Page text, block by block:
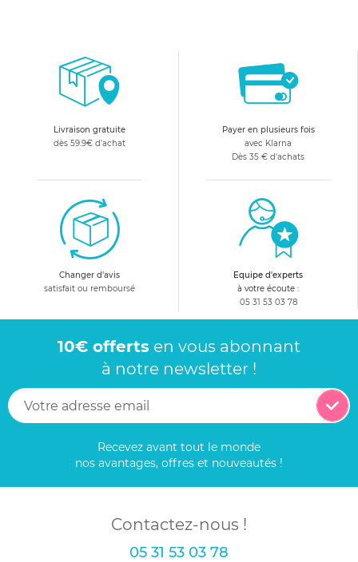
Livraison gratuite
dès 59.9€ d'achat
Payer en plusieurs fois
avec Klarna
Dès 35 € d'achats
Changer d'avis
satisfait ou remboursé
Equipe d'experts
à votre écoute :
05 31 53 03 78
10€ offerts en vous abonnant
à notre newsletter !
Recevez avant tout le monde
nos avantages, offres et nouveautés !
Contactez-nous !
05 31 53 03 78